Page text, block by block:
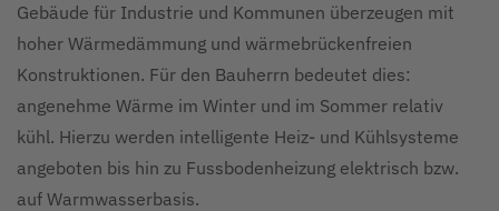
Gebäude für Industrie und Kommunen überzeugen mit
hoher Wärmedämmung und wärmebrückenfreien
Konstruktionen. Für den Bauherrn bedeutet dies:
angenehme Wärme im Winter und im Sommer relativ
kühl. Hierzu werden intelligente Heiz- und Kühlsysteme
angeboten bis hin zu Fussbodenheizung elektrisch bzw.
auf Warmwasserbasis.